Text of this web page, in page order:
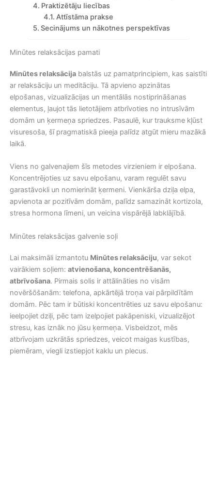
Praktizētāju liecības
Attīstāma prakse
Secinājums un nākotnes perspektīvas
Minūtes relaksācijas pamati
Minūtes relaksācija balstās uz pamatprincipiem, kas saistīti
ar relaksāciju un meditāciju. Tā apvieno apzinātas
elpošanas, vizualizācijas un mentālās nostiprināšanas
elementus, ļaujot tās lietotājiem atbrīvoties no intrusīvām
domām un ķermeņa spriedzes. Pasaulē, kur trauksme kļūst
visuresoša, šī pragmatiskā pieeja palīdz atgūt mieru mazākā
laikā.
Viens no galvenajiem šīs metodes virzieniem ir elpošana.
Koncentrējoties uz savu elpošanu, varam regulēt savu
garastāvokli un nomierināt ķermeni. Vienkārša dziļa elpa,
apvienota ar pozitīvām domām, palīdz samazināt kortizola,
stresa hormona līmeni, un veicina vispārējā labklājībā.
Minūtes relaksācijas galvenie soļi
Lai maksimāli izmantotu Minūtes relaksāciju, var sekot
vairākiem soļiem: atvienošana, koncentrēšanās,
atbrīvošana. Pirmais solis ir attālināties no visām
novēršōšanām: telefona, apkārtējā troņa vai pārpildītām
domām. Pēc tam ir būtiski koncentrēties uz savu elpošanu:
ieelpojiet dziļi, pēc tam izelpojiet pakāpeniski, vizualizējot
stresu, kas iznāk no jūsu ķermeņa. Visbeidzot, mēs
atbrīvojam uzkrātās spriedzes, veicot maigas kustības,
piemēram, viegli izstiepjot kaklu un plecus.